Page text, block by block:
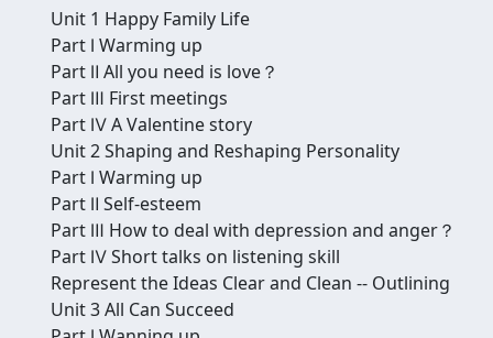
Unit 1 Happy Family Life
Part Ⅰ Warming up
Part Ⅱ All you need is love？
Part Ⅲ First meetings
Part Ⅳ A Valentine story
Unit 2 Shaping and Reshaping Personality
Part Ⅰ Warming up
Part Ⅱ Self-esteem
Part Ⅲ How to deal with depression and anger？
Part Ⅳ Short talks on listening skill
Represent the Ideas Clear and Clean -- Outlining
Unit 3 All Can Succeed